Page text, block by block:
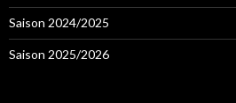
Saison 2024/2025
Saison 2025/2026